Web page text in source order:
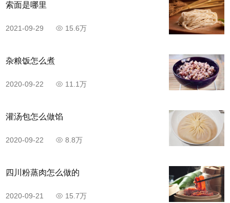
步骤8
再倒入炒好的鸡蛋，继续翻炒，调入盐1勺、鸡精1
索面是哪里
2021-09-29 15.6万
杂粮饭怎么煮
2020-09-22 11.1万
灌汤包怎么做馅
2020-09-22 8.8万
四川粉蒸肉怎么做的
2020-09-21 15.7万